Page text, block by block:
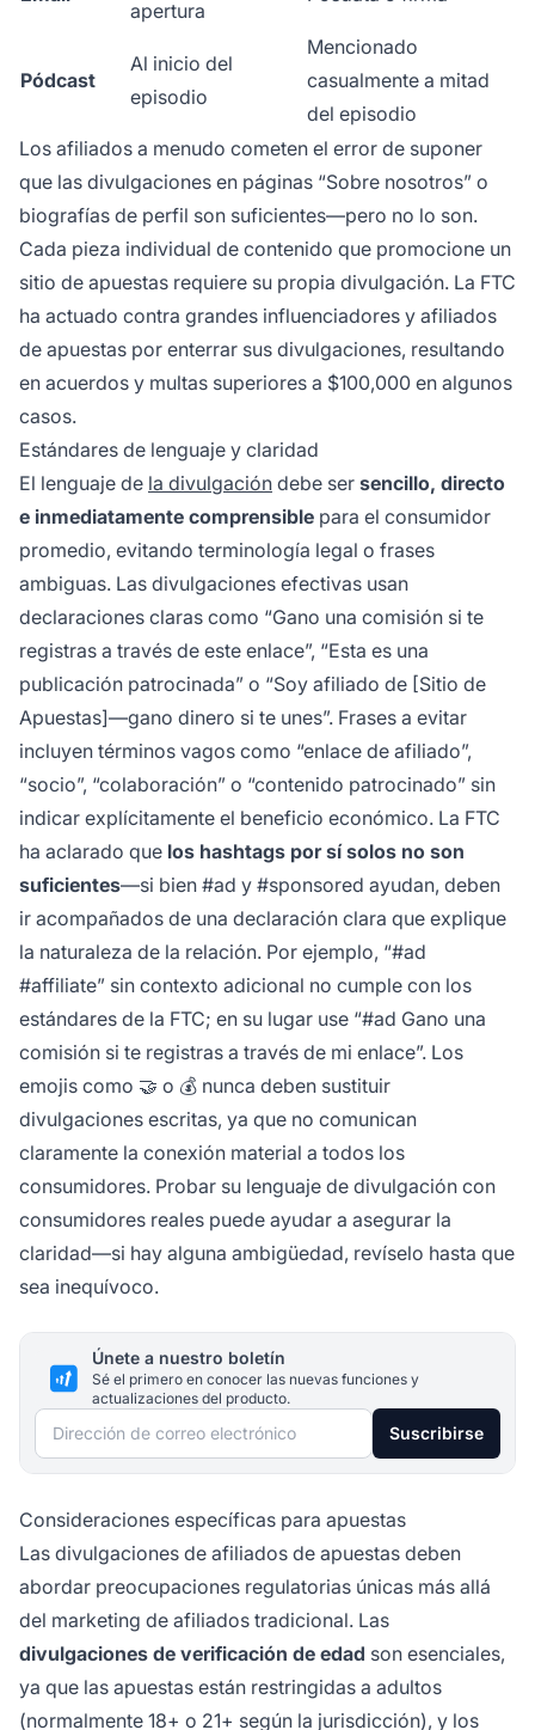
apertura
Pódcast
Al inicio del
episodio
Mencionado
casualmente a mitad
del episodio
Los afiliados a menudo cometen el error de suponer
que las divulgaciones en páginas “Sobre nosotros” o
biografías de perfil son suficientes—pero no lo son.
Cada pieza individual de contenido que promocione un
sitio de apuestas requiere su propia divulgación. La FTC
ha actuado contra grandes influenciadores y afiliados
de apuestas por enterrar sus divulgaciones, resultando
en acuerdos y multas superiores a $100,000 en algunos
casos.
Estándares de lenguaje y claridad
El lenguaje de la divulgación debe ser sencillo, directo
e inmediatamente comprensible para el consumidor
promedio, evitando terminología legal o frases
ambiguas. Las divulgaciones efectivas usan
declaraciones claras como “Gano una comisión si te
registras a través de este enlace”, “Esta es una
publicación patrocinada” o “Soy afiliado de [Sitio de
Apuestas]—gano dinero si te unes”. Frases a evitar
incluyen términos vagos como “enlace de afiliado”,
“socio”, “colaboración” o “contenido patrocinado” sin
indicar explícitamente el beneficio económico. La FTC
ha aclarado que los hashtags por sí solos no son
suficientes—si bien #ad y #sponsored ayudan, deben
ir acompañados de una declaración clara que explique
la naturaleza de la relación. Por ejemplo, “#ad
#affiliate” sin contexto adicional no cumple con los
estándares de la FTC; en su lugar use “#ad Gano una
comisión si te registras a través de mi enlace”. Los
emojis como 🤝 o 💰 nunca deben sustituir
divulgaciones escritas, ya que no comunican
claramente la conexión material a todos los
consumidores. Probar su lenguaje de divulgación con
consumidores reales puede ayudar a asegurar la
claridad—si hay alguna ambigüedad, revíselo hasta que
sea inequívoco.
Únete a nuestro boletín
Sé el primero en conocer las nuevas funciones y
actualizaciones del producto.
Dirección de correo electrónico Suscribirse
Consideraciones específicas para apuestas
Las divulgaciones de afiliados de apuestas deben
abordar preocupaciones regulatorias únicas más allá
del marketing de afiliados tradicional. Las
divulgaciones de verificación de edad son esenciales,
ya que las apuestas están restringidas a adultos
(normalmente 18+ o 21+ según la jurisdicción), y los